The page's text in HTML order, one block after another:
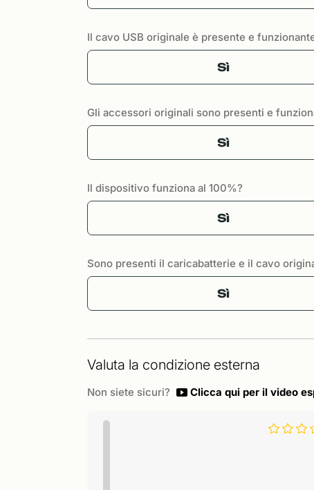
Il cavo USB originale è presente e
Sì
Gli accessori originali sono presenti e
Sì
Il dispositivo funziona al 100%?
Sì
Sono presenti il caricabatterie e il cavo
Sì
Valuta la condizione esterna
Non siete sicuri? Clicca qui per il video